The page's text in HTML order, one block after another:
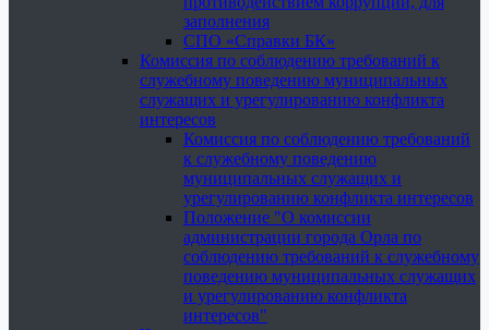
заполнения
СПО «Справки БК»
Комиссия по соблюдению требований к
служебному поведению муниципальных
служащих и урегулированию конфликта
интересов
Комиссия по соблюдению требований
к служебному поведению
муниципальных служащих и
урегулированию конфликта интересов
Положение "О комиссии
администрации города Орла по
соблюдению требований к служебному
поведению муниципальных служащих
и урегулированию конфликта
интересов"